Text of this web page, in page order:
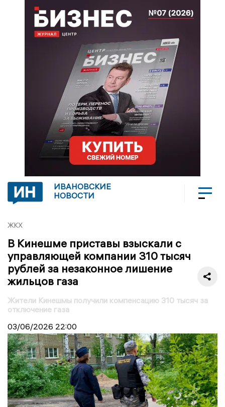
ИВАНОВСКИЕ
НОВОСТИ
ЖКХ
В Кинешме приставы взыскали с
управляющей компании 310 тысяч
рублей за незаконное лишение
жильцов газа
Жители Кинешмы получили компенсацию 310 тысяч за
отключение газа
03/06/2026 22:00